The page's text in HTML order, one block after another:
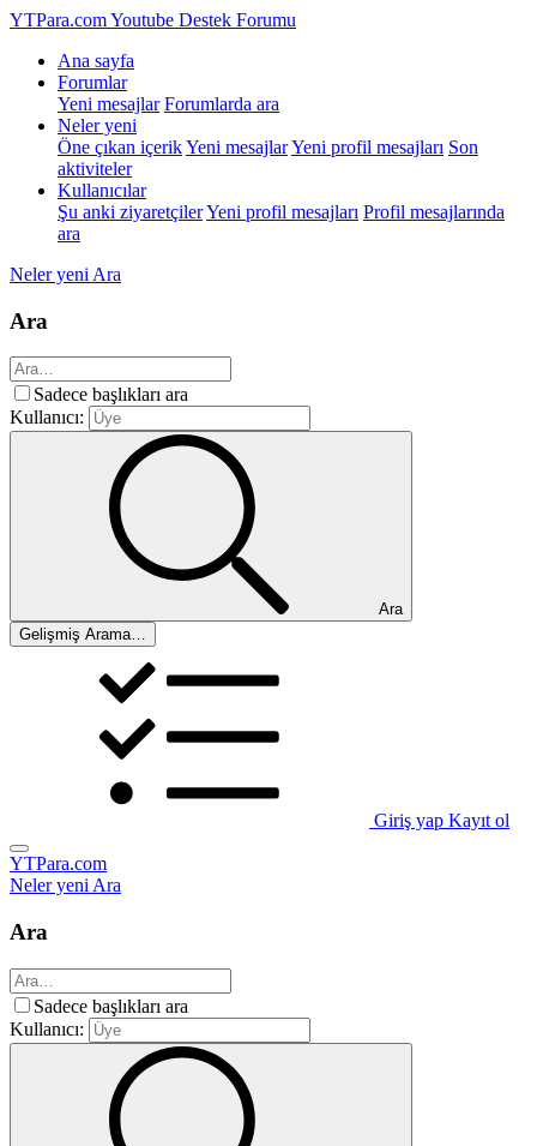
YTPara.comYoutube Destek Forumu
Ana sayfa
Forumlar
Yeni mesajlar Forumlarda ara
Neler yeni
Öne çıkan içerikYeni mesajlarYeni profil mesajları Son
aktiviteler
Kullanıcılar
Şu anki ziyaretçilerYeni profil mesajları Profil mesajlarında
ara
Neler yeni Ara
Ara
Sadece başlıkları ara
Kullanıcı:
Ara
Gelişmiş Arama…
Giriş yap Kayıt ol
YTPara.com
Neler yeniAra
Ara
Sadece başlıkları ara
Kullanıcı: